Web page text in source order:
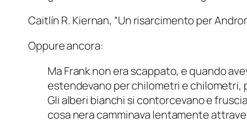
Caitlín R. Kiernan, “Un risarcimento per
Oppure ancora:
Ma Frank non era scappato, e quando
estendevano per chilometri e chilometri,
Gli alberi bianchi si contorcevano e
cosa nera camminava lentamente